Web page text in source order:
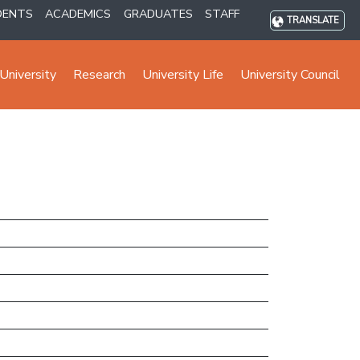
ACADEMICS GRADUATES STAFF TRANSLATE
Research University Life University Council